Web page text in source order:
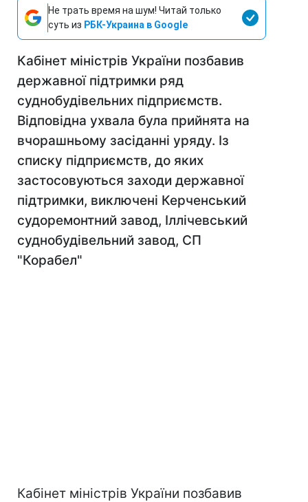
Не трать время на шум! Читай только
суть из РБК-Украина в Google
Кабінет міністрів України позбавив
державної підтримки ряд
суднобудівельних підприємств.
Відповідна ухвала була прийнята на
вчорашньому засіданні уряду. Із
списку підприємств, до яких
застосовуються заходи державної
підтримки, виключені Керченський
судоремонтний завод, Іллічевський
суднобудівельний завод, СП
"Корабел"
Кабінет міністрів України позбавив